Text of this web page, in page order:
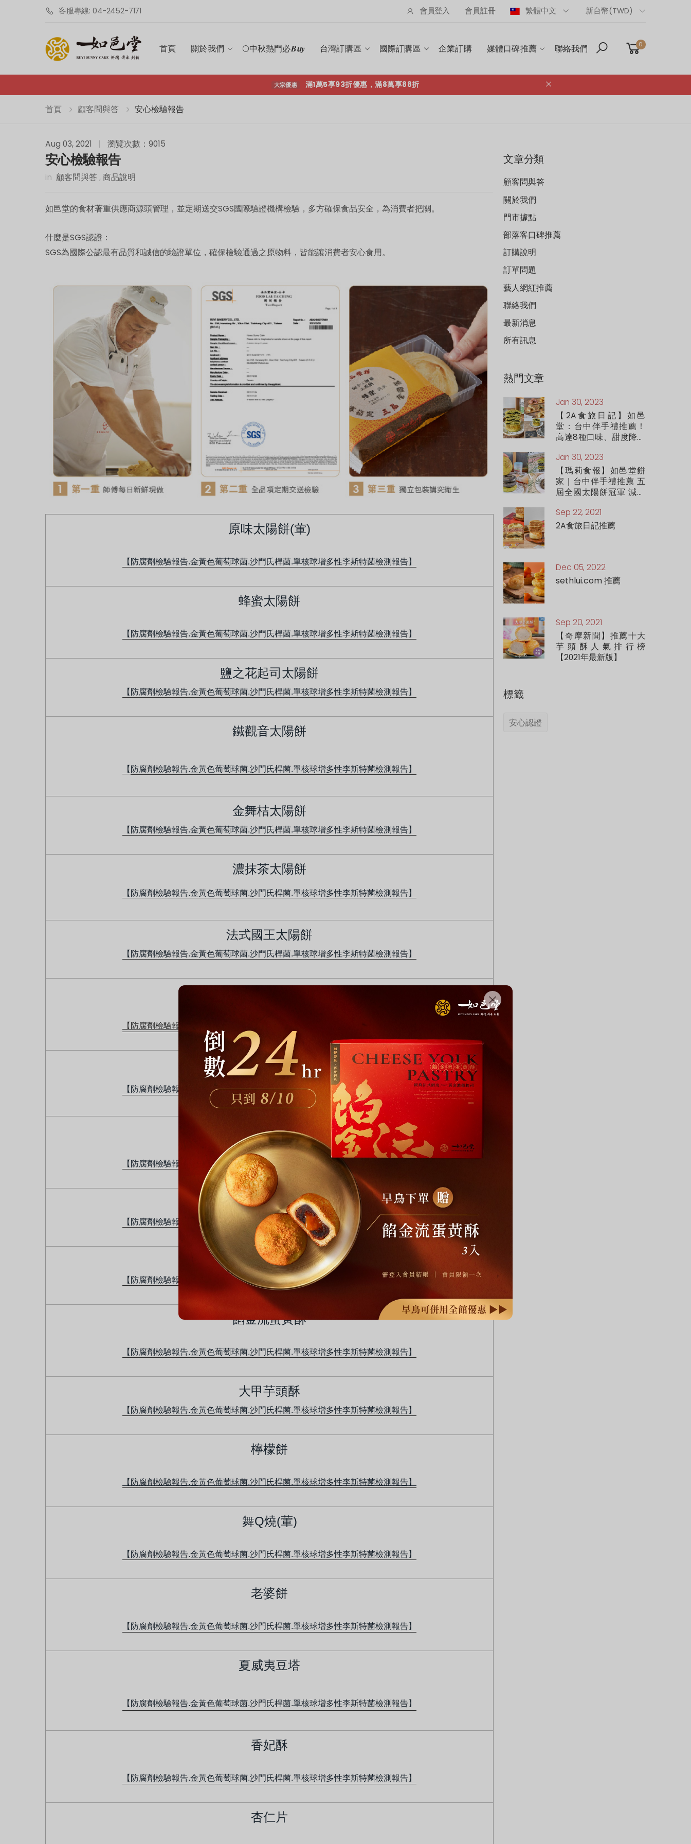
客服專線: 04-2452-7171 會員登入 會員註冊 繁體中文 新台幣(TWD)
首頁 關於我們 🌕中秋熱門必𝑩𝙪𝒚 台灣訂購區 國際訂購區 企業訂購 媒體口碑推薦 聯絡我們 0
大宗優惠 滿1萬5享93折優惠，滿8萬享88折
首頁 顧客問與答 安心檢驗報告
Aug 03, 2021 | 瀏覽次數：9015
安心檢驗報告
in 顧客問與答 , 商品說明
如邑堂的食材著重供應商源頭管理，並定期送交SGS國際驗證機構檢驗，多方確保食品安全，為消費者把關。
什麼是SGS認證：
SGS為國際公認最有品質和誠信的驗證單位，確保檢驗通過之原物料，皆能讓消費者安心食用。
原味太陽餅(葷)
【防腐劑檢驗報告.金黃色葡萄球菌.沙門氏桿菌.單核球增多性李斯特菌檢測報告】
蜂蜜太陽餅
【防腐劑檢驗報告.金黃色葡萄球菌.沙門氏桿菌.單核球增多性李斯特菌檢測報告】
鹽之花起司太陽餅
【防腐劑檢驗報告.金黃色葡萄球菌.沙門氏桿菌.單核球增多性李斯特菌檢測報告】
鐵觀音太陽餅
【 防腐劑檢驗報告.金黃色葡萄球菌.沙門氏桿菌.單核球增多性李斯特菌檢測報告】
金舞桔太陽餅
【 防腐劑檢驗報告.金黃色葡萄球菌.沙門氏桿菌.單核球增多性李斯特菌檢測報告】
濃抹茶太陽餅
【 防腐劑檢驗報告.金黃色葡萄球菌.沙門氏桿菌.單核球增多性李斯特菌檢測報告】
法式國王太陽餅
【防腐劑檢驗報告.金黃色葡萄球菌.沙門氏桿菌.單核球增多性李斯特菌檢測報告】
椒辛肉鬆餅(葷)
【防腐劑檢驗報告.金黃色葡萄球菌.沙門氏桿菌.單核球增多性李斯特菌檢測報告】
土鳳梨酥
【防腐劑檢驗報告.金黃色葡萄球菌.沙門氏桿菌.單核球增多性李斯特菌檢測報告】
傳統蛋黃酥
【防腐劑檢驗報告.金黃色葡萄球菌.沙門氏桿菌.單核球增多性李斯特菌檢測報告】
金沙小月餅
【防腐劑檢驗報告.金黃色葡萄球菌.沙門氏桿菌.單核球增多性李斯特菌檢測報告】
抹茶QQ
【防腐劑檢驗報告.金黃色葡萄球菌.沙門氏桿菌.單核球增多性李斯特菌檢測報告】
餡金流蛋黃酥
【防腐劑檢驗報告.金黃色葡萄球菌.沙門氏桿菌.單核球增多性李斯特菌檢測報告】
大甲芋頭酥
【防腐劑檢驗報告.金黃色葡萄球菌.沙門氏桿菌.單核球增多性李斯特菌檢測報告】
檸檬餅
【防腐劑檢驗報告.金黃色葡萄球菌.沙門氏桿菌.單核球增多性李斯特菌檢測報告】
舞Q燒(葷)
【防腐劑檢驗報告.金黃色葡萄球菌.沙門氏桿菌.單核球增多性李斯特菌檢測報告】
老婆餅
【防腐劑檢驗報告.金黃色葡萄球菌.沙門氏桿菌.單核球增多性李斯特菌檢測報告】
夏威夷豆塔
【防腐劑檢驗報告.金黃色葡萄球菌.沙門氏桿菌.單核球增多性李斯特菌檢測報告】
香妃酥
【防腐劑檢驗報告.金黃色葡萄球菌.沙門氏桿菌.單核球增多性李斯特菌檢測報告】
杏仁片
文章分類
顧客問與答
關於我們
門市據點
部落客口碑推薦
訂購說明
訂單問題
藝人網紅推薦
聯絡我們
最新消息
所有訊息
熱門文章
Jan 30, 2023
【2A食旅日記】如邑
堂：台中伴手禮推薦！
高達8種口味、甜度降低
推出高級感滿滿的松露
太陽餅！
Jan 30, 2023
【瑪莉食報】如邑堂餅
家｜台中伴手禮推薦 五
屆全國太陽餅冠軍 減糖
頂級松露太陽餅 醇厚濃
抹茶太陽餅都必買
Sep 22, 2021
2A食旅日記推薦
Dec 05, 2022
sethlui.com 推薦
Sep 20, 2021
【奇摩新聞】推薦十大
芋頭酥人氣排行榜
【2021年最新版】
標籤
安心認證